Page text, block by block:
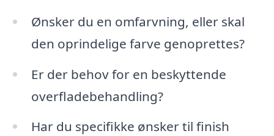
Ønsker du en omfarvning, eller skal
den oprindelige farve genoprettes?
Er der behov for en beskyttende
overfladebehandling?
Har du specifikke ønsker til finish